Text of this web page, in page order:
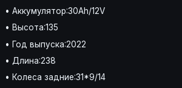
• Аккумулятор:30Ah/12V
• Высота:135
• Год выпуска:2022
• Длина:238
• Колеса задние:31*9/14